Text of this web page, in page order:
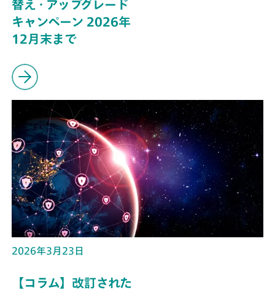
替え・アップグレード
キャンペーン 2026年
12月末まで
2026年3月23日
【コラム】改訂された